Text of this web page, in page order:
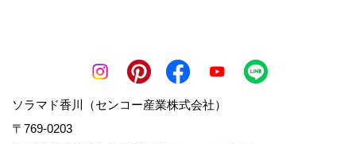
ソラマド香川（センコー産業株式会社）
〒769-0203